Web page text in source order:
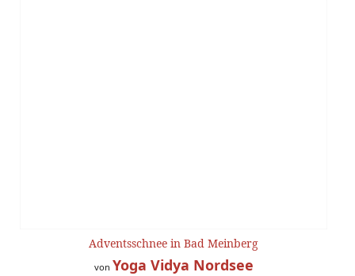
Adventsschnee in Bad Meinberg
von Yoga Vidya Nordsee